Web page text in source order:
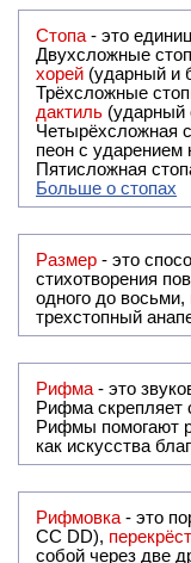
Стопа - это
Двухсложные
хорей (ударный и
Трёхсложные
дактиль (ударный
Четырёхсложная
пеон с ударением
Пятисложная
Больше о стопах
Размер - это
стихотворения
одного до
трехстопный
Рифма
Рифма скрепляет
Рифмы помогают
как искусства
Рифмовка - это
СС DD),
собой